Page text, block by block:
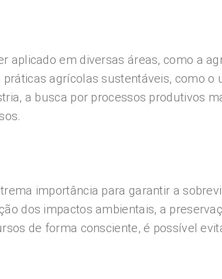
aplicado em diversas áreas, como a
agrícolas sustentáveis, como
a busca por processos produtivos
importância para garantir a
dos impactos ambientais, a
de forma consciente, é possível